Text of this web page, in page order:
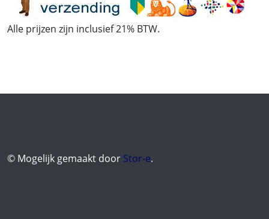
Alle prijzen zijn inclusief 21% BTW.
© Mogelijk gemaakt door Stor-e.